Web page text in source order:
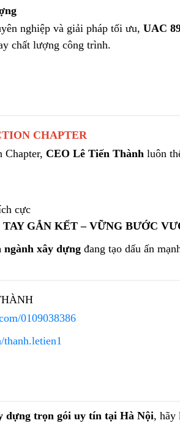
nghiệp và giải pháp tối ưu,UAC
chất lượng công trình.
CHAPTER
Chapter,CEO Lê Tiến Thành luôn
cực
TAY GẮN KẾT – VỮNG BƯỚC
ngành xây dựng đang tạo dấu ấn
0109038386
thanh.letien1
dựng trọn gói uy tín tại Hà Nội, hãy